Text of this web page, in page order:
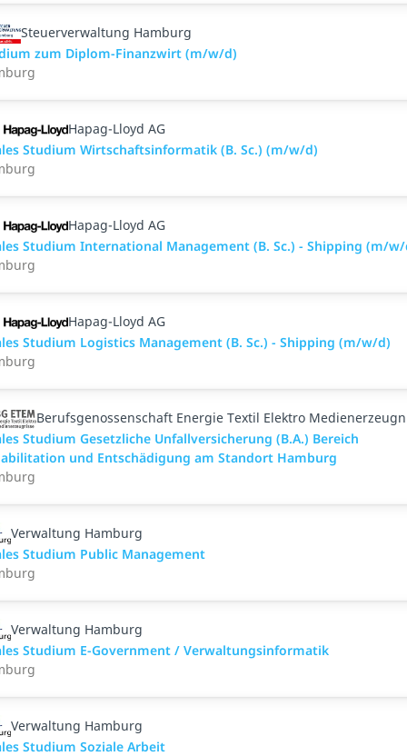
Steuerverwaltung Hamburg
zum Diplom-Finanzwirt (m/w/d)
Hapag-Lloyd AG
Studium Wirtschaftsinformatik (B. Sc.) (m/w/d)
Hapag-Lloyd AG
Studium International Management (B. Sc.) - Shipping (m/
Hapag-Lloyd AG
Studium Logistics Management (B. Sc.) - Shipping (m/w/d)
Berufsgenossenschaft Energie Textil Elektro
Studium Gesetzliche Unfallversicherung (B.A.) Bereich
und Entschädigung am Standort Hamburg
Verwaltung Hamburg
Studium Public Management
Verwaltung Hamburg
Studium E-Government / Verwaltungsinformatik
Verwaltung Hamburg
Studium Soziale Arbeit